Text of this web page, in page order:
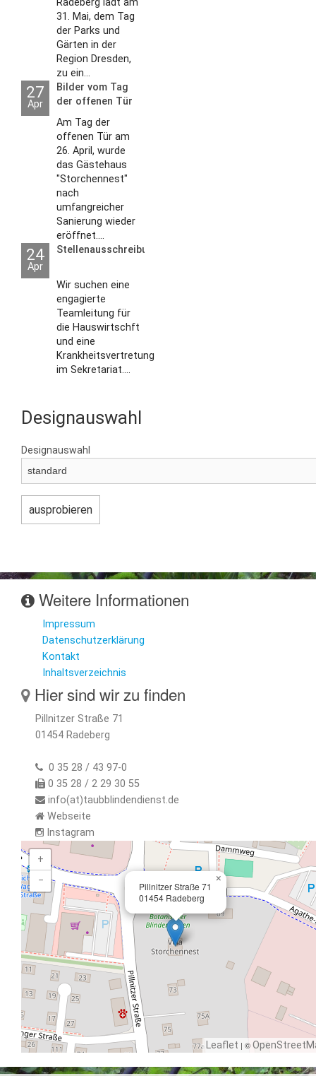
31. Mai, dem Tag
der Parks und
Gärten in der
Region Dresden,
zu ein...
27
Apr
Bilder vom Tag
der offenen Tür
2026
Am Tag der
offenen Tür am
26. April, wurde
das Gästehaus
"Storchennest"
nach
umfangreicher
Sanierung wieder
eröffnet....
24
Apr
Stellenausschreibungen
Wir suchen eine
engagierte
Teamleitung für
die Hauswirtschft
und eine
Krankheitsvertretung
im Sekretariat....
Designauswahl
Designauswahl
Weitere Informationen
Impressum
Datenschutzerklärung
Kontakt
Inhaltsverzeichnis
Hier sind wir zu finden
Pillnitzer Straße 71
01454 Radeberg
0 35 28 / 43 97-0
0 35 28 / 2 29 30 55
info(at)taubblindendienst.de
Webseite
Instagram
Pillnitzer Straße 71
01454 Radeberg
×
+
−
Leaflet | ©